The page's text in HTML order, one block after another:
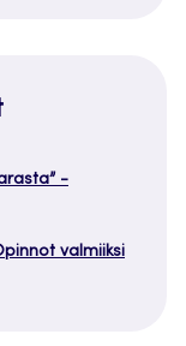
-
valmiiksi